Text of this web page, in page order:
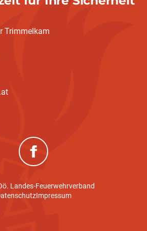
Trimmelkam
(neues Fenster)
Landes-Feuerwehrverband
Impressum